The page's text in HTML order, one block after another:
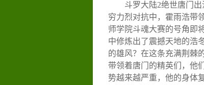
斗罗大陆2绝世唐门
穷力烈对抗中，霍雨浩带
师学院斗魂大赛的号角即
中修炼出了震撼天地的浩
的雄风？在这条充满荆棘
带领着唐门的精英们，他
势越来越严重，他的身体